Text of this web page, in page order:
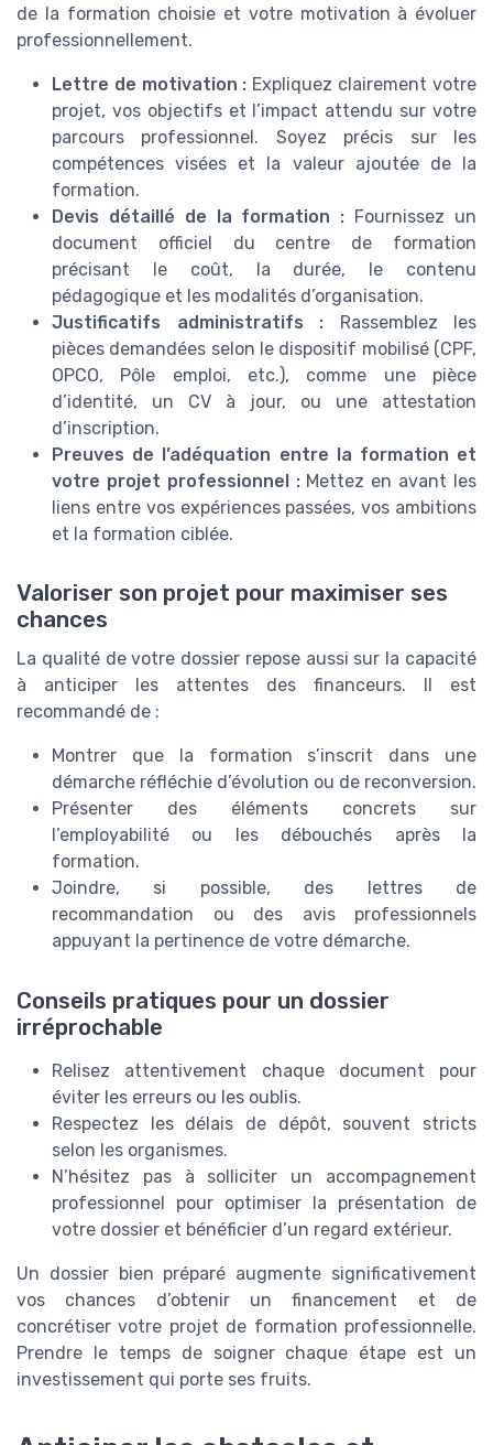
de la formation choisie et votre motivation à évoluer
professionnellement.
Lettre de motivation : Expliquez clairement votre
projet, vos objectifs et l’impact attendu sur votre
parcours professionnel. Soyez précis sur les
compétences visées et la valeur ajoutée de la
formation.
Devis détaillé de la formation : Fournissez un
document officiel du centre de formation
précisant le coût, la durée, le contenu
pédagogique et les modalités d’organisation.
Justificatifs administratifs : Rassemblez les
pièces demandées selon le dispositif mobilisé (CPF,
OPCO, Pôle emploi, etc.), comme une pièce
d’identité, un CV à jour, ou une attestation
d’inscription.
Preuves de l’adéquation entre la formation et
votre projet professionnel :Mettez en avant les
liens entre vos expériences passées, vos ambitions
et la formation ciblée.
Valoriser son projet pour maximiser ses
chances
La qualité de votre dossier repose aussi sur la capacité
à anticiper les attentes des financeurs. Il est
recommandé de :
Montrer que la formation s’inscrit dans une
démarche réfléchie d’évolution ou de reconversion.
Présenter des éléments concrets sur
l’employabilité ou les débouchés après la
formation.
Joindre, si possible, des lettres de
recommandation ou des avis professionnels
appuyant la pertinence de votre démarche.
Conseils pratiques pour un dossier
irréprochable
Relisez attentivement chaque document pour
éviter les erreurs ou les oublis.
Respectez les délais de dépôt, souvent stricts
selon les organismes.
N’hésitez pas à solliciter un accompagnement
professionnel pour optimiser la présentation de
votre dossier et bénéficier d’un regard extérieur.
Un dossier bien préparé augmente significativement
vos chances d’obtenir un financement et de
concrétiser votre projet de formation professionnelle.
Prendre le temps de soigner chaque étape est un
investissement qui porte ses fruits.